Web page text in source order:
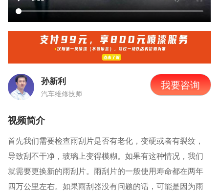
孙新利
汽车维修技师
我要咨询
视频简介
首先我们需要检查雨刮片是否有老化，变硬或者有裂纹，
导致刮不干净，玻璃上变得模糊。如果有这种情况，我们
就需要更换新的雨刮片。雨刮片的一般使用寿命都在两年
四万公里左右。如果雨刮器没有问题的话，可能是因为雨